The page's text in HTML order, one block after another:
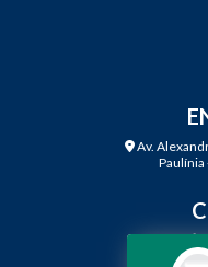
Av.
Paulínia